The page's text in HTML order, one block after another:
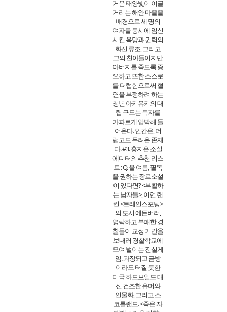
거운 태양빛이 이글
거리는 해안 마을을
배경으로 세 명의
여자를 동시에 임신
시킨 욕망과 권력의
화신 류조, 그리고
그의 친아들이지만
아버지를 죽도록 증
오하고 또한 스스로
를 더럽힘으로써 혈
연을 부정하려 하는
청년 아키유키의 대
립 구도는 독자를
가파르게 압박해 들
어온다. 인간은, 더
럽고도 두려운 존재
다. #3. 홍지은 소설
에디터의 추천 리스
트 : Q. 올 여름, 필독
을 권하는 장르소설
이 있다면? <부활하
는 남자들>, 이언 랜
킨 <트레인스포팅>
의 도시 에든버러,
영락하고 부패한 경
찰들이 교정 기간을
보내러 경찰학교에
모여 벌이는 진실게
임. 과장되고 금방
이라도 터질 듯한
미국 하드보일드 대
신 건조한 유머와
인물화, 그리고 스
코틀랜드. <죽은 자